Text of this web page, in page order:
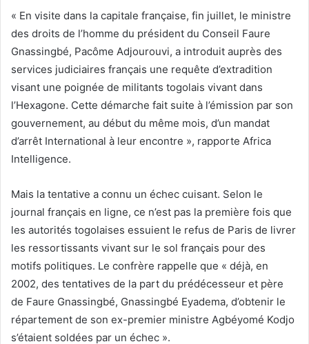
« En visite dans la capitale française, fin juillet, le ministre
des droits de l’homme du président du Conseil Faure
Gnassingbé, Pacôme Adjourouvi, a introduit auprès des
services judiciaires français une requête d’extradition
visant une poignée de militants togolais vivant dans
l’Hexagone. Cette démarche fait suite à l’émission par son
gouvernement, au début du même mois, d’un mandat
d’arrêt International à leur encontre », rapporte Africa
Intelligence.
Mais la tentative a connu un échec cuisant. Selon le
journal français en ligne, ce n’est pas la première fois que
les autorités togolaises essuient le refus de Paris de livrer
les ressortissants vivant sur le sol français pour des
motifs politiques. Le confrère rappelle que « déjà, en
2002, des tentatives de la part du prédécesseur et père
de Faure Gnassingbé, Gnassingbé Eyadema, d’obtenir le
répartement de son ex-premier ministre Agbéyomé Kodjo
s’étaient soldées par un échec ».